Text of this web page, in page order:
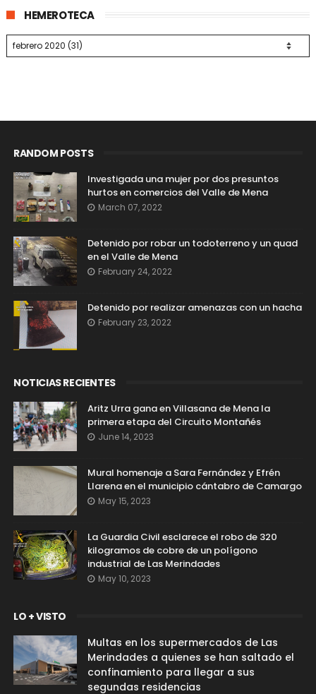
HEMEROTECA
RANDOM POSTS
Investigada una mujer por dos presuntos
hurtos en comercios del Valle de Mena
March 07, 2022
Detenido por robar un todoterreno y un quad
en el Valle de Mena
February 24, 2022
Detenido por realizar amenazas con un hacha
February 23, 2022
NOTICIAS RECIENTES
Aritz Urra gana en Villasana de Mena la
primera etapa del Circuito Montañés
June 14, 2023
Mural homenaje a Sara Fernández y Efrén
Llarena en el municipio cántabro de Camargo
May 15, 2023
La Guardia Civil esclarece el robo de 320
kilogramos de cobre de un polígono
industrial de Las Merindades
May 10, 2023
LO + VISTO
Multas en los supermercados de Las
Merindades a quienes se han saltado el
confinamiento para llegar a sus
segundas residencias